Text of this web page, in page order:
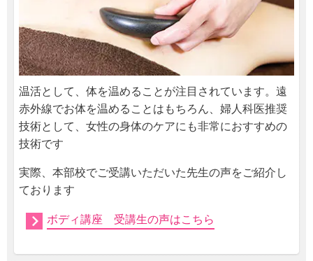
温活として、体を温めることが注目されています。遠
赤外線でお体を温めることはもちろん、婦人科医推奨
技術として、女性の身体のケアにも非常におすすめの
技術です
実際、本部校でご受講いただいた先生の声をご紹介し
ております
ボディ講座 受講生の声はこちら